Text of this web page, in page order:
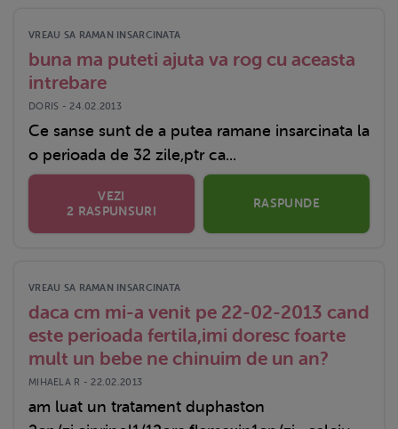
VREAU SA RAMAN INSARCINATA
buna ma puteti ajuta va rog cu aceasta
intrebare
DORIS - 24.02.2013
Ce sanse sunt de a putea ramane insarcinata la
o perioada de 32 zile,ptr ca...
VEZI
2 RASPUNSURI
RASPUNDE
VREAU SA RAMAN INSARCINATA
daca cm mi-a venit pe 22-02-2013 cand
este perioada fertila,imi doresc foarte
mult un bebe ne chinuim de un an?
MIHAELA R - 22.02.2013
am luat un tratament duphaston